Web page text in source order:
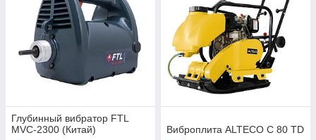
Глубинный вибратор FTL
MVC-2300 (Китай)
Виброплита ALTECO C 80 TD